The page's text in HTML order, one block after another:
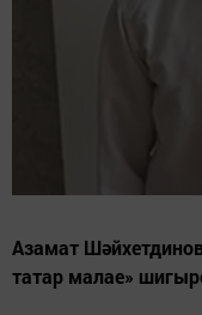
Азамат
татар малае»